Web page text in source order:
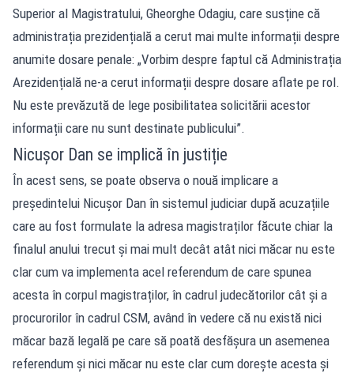
Superior al Magistratului, Gheorghe Odagiu, care susține că
administrația prezidențială a cerut mai multe informații despre
anumite dosare penale: „Vorbim despre faptul că Administrația
Arezidențială ne-a cerut informații despre dosare aflate pe rol.
Nu este prevăzută de lege posibilitatea solicitării acestor
informații care nu sunt destinate publicului”.
Nicușor Dan se implică în justiție
În acest sens, se poate observa o nouă implicare a
președintelui Nicușor Dan în sistemul judiciar după acuzațiile
care au fost formulate la adresa magistraților făcute chiar la
finalul anului trecut și mai mult decât atât nici măcar nu este
clar cum va implementa acel referendum de care spunea
acesta în corpul magistraților, în cadrul judecătorilor cât și a
procurorilor în cadrul CSM, având în vedere că nu există nici
măcar bază legală pe care să poată desfășura un asemenea
referendum și nici măcar nu este clar cum dorește acesta și